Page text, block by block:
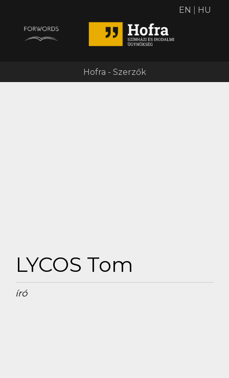
Hofra - Szerzők
EN HU
LYCOS Tom
író